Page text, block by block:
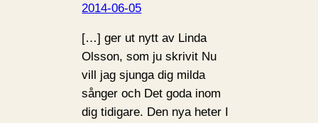
2014-06-05
[…] ger ut nytt av Linda
Olsson, som ju skrivit Nu
vill jag sjunga dig milda
sånger och Det goda inom
dig tidigare. Den nya heter I